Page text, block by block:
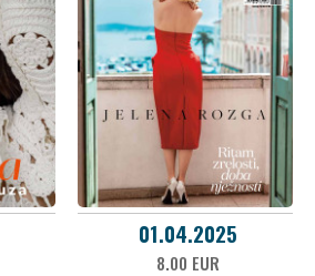
01.04.2025
8.00 EUR